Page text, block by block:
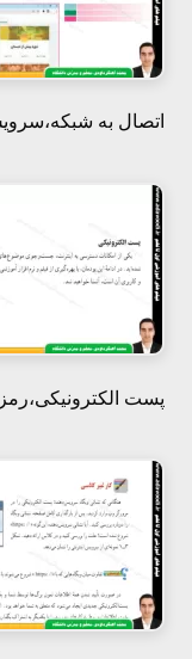
هفتم
اتصال به
پست